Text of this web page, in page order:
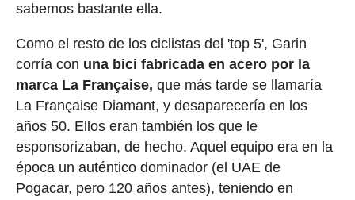
sabemos bastante ella.
Como el resto de los ciclistas del 'top 5', Garin
corría con una bici fabricada en acero por la
marca La Française, que más tarde se llamaría
La Française Diamant, y desaparecería en los
años 50. Ellos eran también los que le
esponsorizaban, de hecho. Aquel equipo era en la
época un auténtico dominador (el UAE de
Pogacar, pero 120 años antes), teniendo en